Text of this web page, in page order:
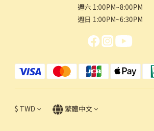
週六 1:00PM~8:00PM
週日 1:00PM~6:30PM
$ TWD 繁體中文